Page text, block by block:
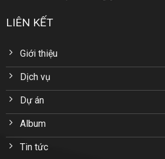
LIÊN KẾT
Giới thiệu
Dịch vụ
Dự án
Album
Tin tức